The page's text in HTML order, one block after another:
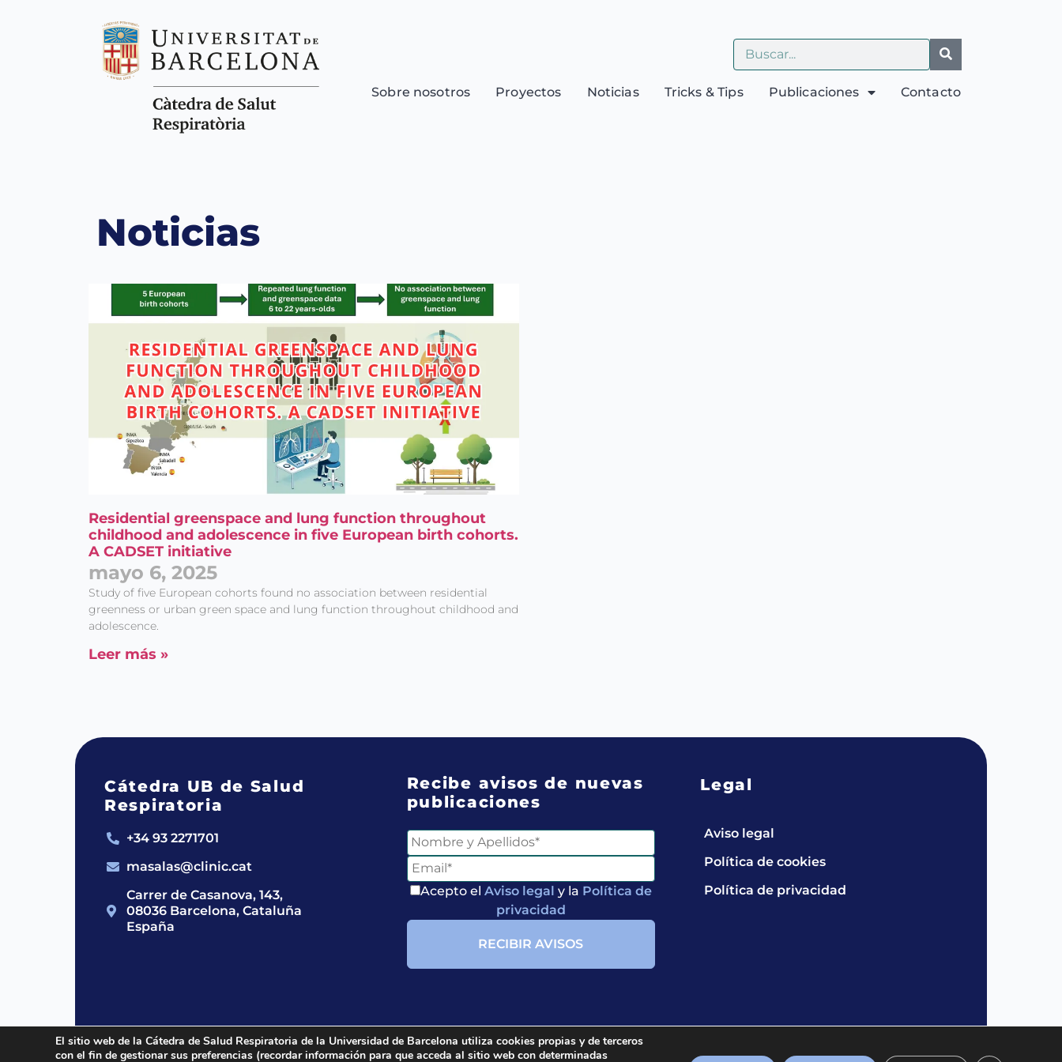
Sobre nosotros Proyectos Noticias Tricks & Tips Publicaciones Contacto
Noticias
Residential greenspace and lung function throughout
childhood and adolescence in five European birth cohorts.
A CADSET initiative
mayo 6, 2025
Study of five European cohorts found no association between residential
greenness or urban green space and lung function throughout childhood and
adolescence.
Leer más »
Cátedra UB de Salud
Respiratoria
+34 93 2271701
masalas@clinic.cat
Carrer de Casanova, 143,
08036 Barcelona, Cataluña
España
Recibe avisos de nuevas
publicaciones
Acepto el Aviso legal y la Política de
privacidad
Legal
Aviso legal
Política de cookies
Política de privacidad
2024 © Cátedra UB de Salud Respiratoria.All rights reserved.
El sitio web de la Cátedra de Salud Respiratoria de la Universidad de Barcelona utiliza cookies propias y de terceros
con el fin de gestionar sus preferencias (recordar información para que acceda al sitio web con determinadas